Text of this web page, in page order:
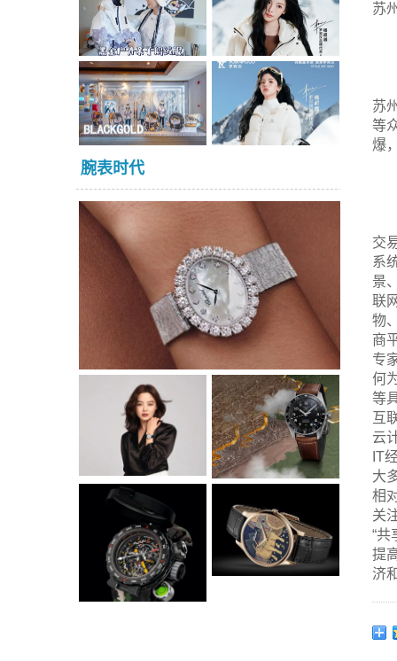
腕表时代
苏
苏
等
爆
交
系
景
联
物
商
专
何
等
互
云
IT
大
相
关
“
提
济